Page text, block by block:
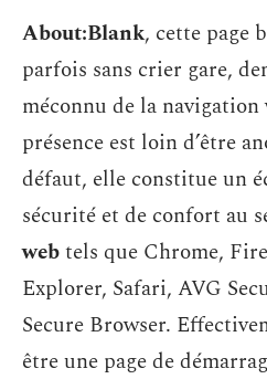
About:Blank, cette page
parfois sans crier gare,
méconnu de la
présence est loin d’être
défaut, elle constitue un
sécurité et de confort au
webtels que Chrome,
Explorer, Safari, AVG
Secure Browser.
être une page de